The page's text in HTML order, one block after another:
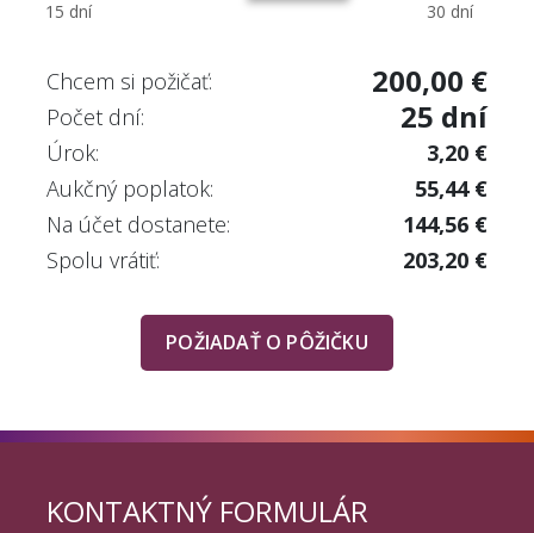
Chcem si požičať: 200,00 €
Počet dní: 25 dní
Úrok:
3,20 €
Aukčný poplatok:
55,44 €
Na účet dostanete:
144,56 €
Spolu vrátiť:
203,20 €
POŽIADAŤ O PÔŽIČKU
KONTAKTNÝ FORMULÁR